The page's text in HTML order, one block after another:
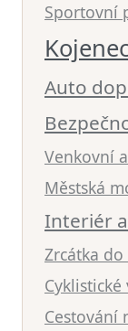
Sportovní
Auto
Venkovní
Městská
Interiér
Zrcátka do
Cestování